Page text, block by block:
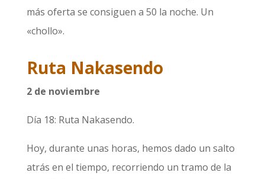
más oferta se consiguen a 50 la noche. Un
«chollo».
Ruta Nakasendo
2 de noviembre
Día 18: Ruta Nakasendo.
Hoy, durante unas horas, hemos dado un salto
atrás en el tiempo, recorriendo un tramo de la